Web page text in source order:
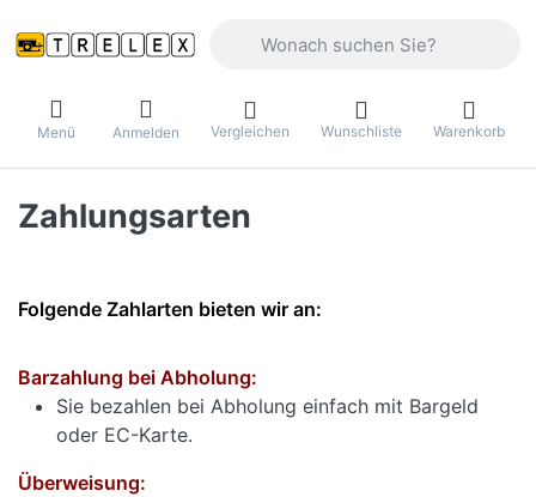
Menü Anmelden Vergleichen Wunschliste Warenkorb
Zahlungsarten
Folgende Zahlarten bieten wir an:
Barzahlung bei Abholung:
Sie bezahlen bei Abholung einfach mit Bargeld
oder EC-Karte.
Überweisung: